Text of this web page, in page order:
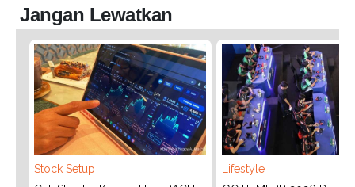
Jangan Lewatkan
Stock Setup
Lifestyle